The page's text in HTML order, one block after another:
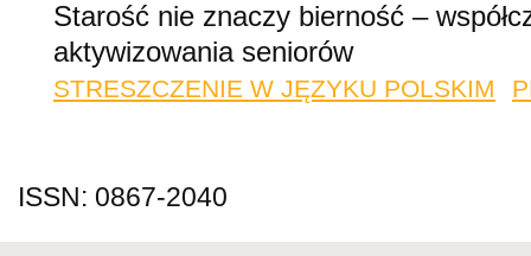
Starość nie znaczy bierność –
aktywizowania seniorów
STRESZCZENIE W JĘZYKU POLSKIM
ISSN: 0867-2040